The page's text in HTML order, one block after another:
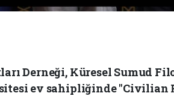
Derneği, Küresel Sumud
ev sahipliğinde "Civilian